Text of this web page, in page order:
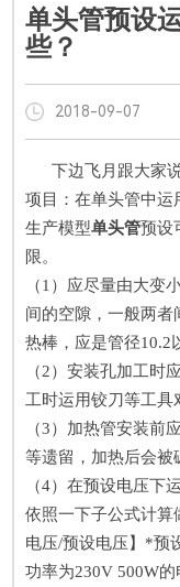
单头管预设
些？
2018-09-07
下边飞月跟大家
项目：在单头管中运
生产模型单头管预设
限。
（1）应尽量由大变
间的空隙，一般两者
热棒，应是管径10.2
（2）安装孔加工时
工时运用铰刀等工具
（3）加热管安装前
等遗留，加热后会被
（4）在预设电压下
依照一下子公式计算
电压/预设电压】*预
功率为230V 500W